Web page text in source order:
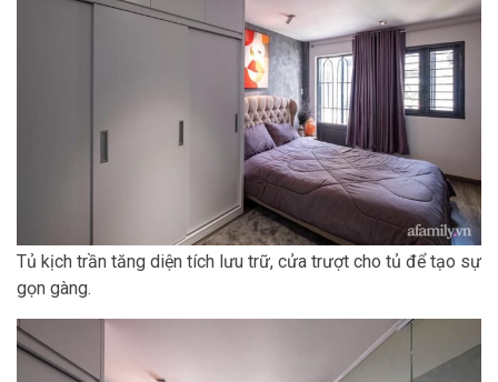
Tủ kịch trần tăng diện tích lưu trữ, cửa trượt cho tủ để tạo sự
gọn gàng.